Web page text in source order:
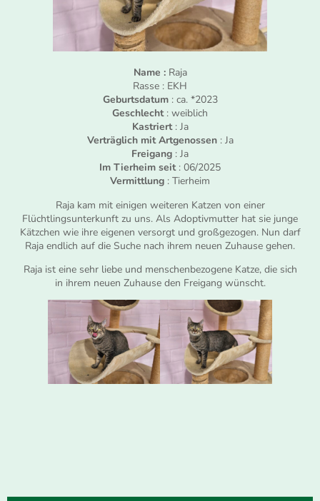
Name :Raja
Rasse : EKH
Geburtsdatum: ca. *2023
Geschlecht: weiblich
Kastriert: Ja
Verträglich mit Artgenossen: Ja
Freigang : Ja
Im Tierheim seit : 06/2025
Vermittlung : Tierheim
Raja kam mit einigen weiteren Katzen von einer
Flüchtlingsunterkunft zu uns. Als Adoptivmutter hat sie junge
Kätzchen wie ihre eigenen versorgt und großgezogen. Nun darf
Raja endlich auf die Suche nach ihrem neuen Zuhause gehen.
Raja ist eine sehr liebe und menschenbezogene Katze, die sich
in ihrem neuen Zuhause den Freigang wünscht.